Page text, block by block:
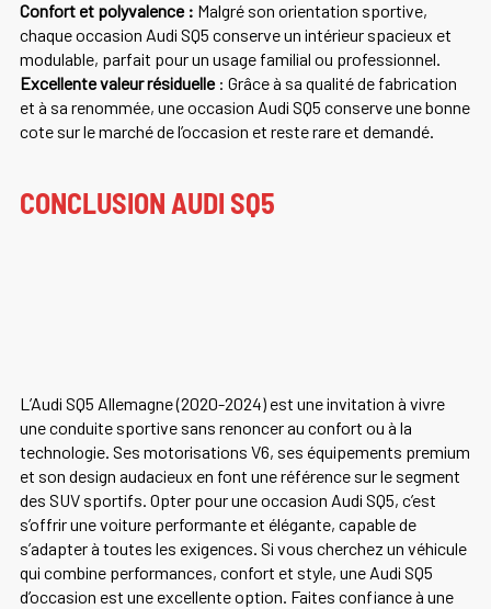
Confort et polyvalence : Malgré son orientation sportive,
chaque occasion Audi SQ5 conserve un intérieur spacieux et
modulable, parfait pour un usage familial ou professionnel.
Excellente valeur résiduelle: Grâce à sa qualité de fabrication
et à sa renommée, une occasion Audi SQ5 conserve une bonne
cote sur le marché de l’occasion et reste rare et demandé.
CONCLUSION AUDI SQ5
L’Audi SQ5 Allemagne (2020-2024) est une invitation à vivre
une conduite sportive sans renoncer au confort ou à la
technologie. Ses motorisations V6, ses équipements premium
et son design audacieux en font une référence sur le segment
des SUV sportifs. Opter pour une occasion Audi SQ5, c’est
s’offrir une voiture performante et élégante, capable de
s’adapter à toutes les exigences. Si vous cherchez un véhicule
qui combine performances, confort et style, une Audi SQ5
d’occasion est une excellente option. Faites confiance à une